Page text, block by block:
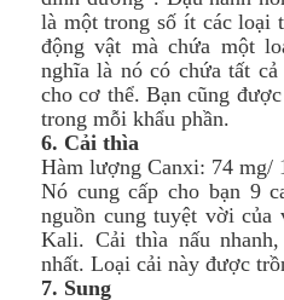
là một trong số ít các loại
động vật mà chứa một
nghĩa là nó có chứa tất
cho cơ thể. Bạn cũng
trong mỗi khẩu phần.
6. Cải thìa
Hàm lượng Canxi: 74 mg/
Nó cung cấp cho bạn 9
nguồn cung tuyệt vời
Kali. Cải thìa nấu
nhất. Loại cải này được
7. Sung